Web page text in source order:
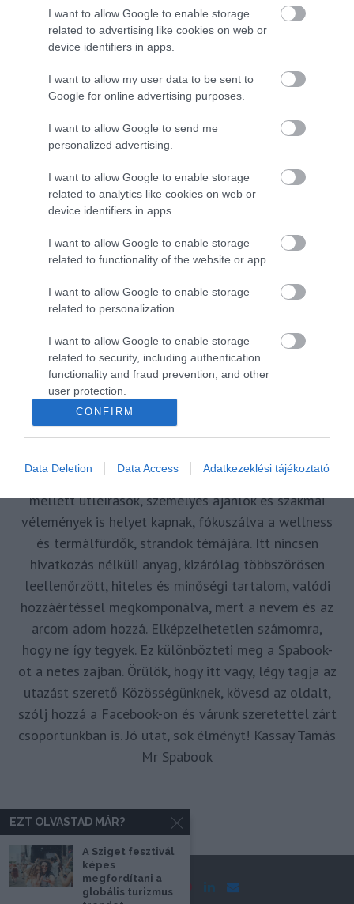
I want to allow Google to enable storage
related to advertising like cookies on web or
device identifiers in apps.
I want to allow my user data to be sent to
Google for online advertising purposes.
I want to allow Google to send me
personalized advertising.
I want to allow Google to enable storage
related to analytics like cookies on web or
device identifiers in apps.
I want to allow Google to enable storage
related to functionality of the website or app.
I want to allow Google to enable storage
related to personalization.
I want to allow Google to enable storage
related to security, including authentication
functionality and fraud prevention, and other
user protection.
CONFIRM
Data Deletion Data Access Adatkezeklési tájékoztató
FEJLESZTÉS FÜRDŐ GYÓGYFÜRDŐ HORVÁTORSZÁG HOTEL
KARANTÉN KORONAVÍRUS
OLASZORSZÁG PROGRAMAJÁNLÓ REPÜLŐ REPÜLŐJÁRAT
REPÜLŐTÉR RYANAIR STATISZTIKA SZAKMAI CIKKEK
SZPONZOR SZÁLLODA TERMÁL
VAKCINAÚTLEVÉL VIDEÓ VÉLEMÉNY WELLNESS WIZZAIR
Turisztikai szakértő, utazó blogger, vendégélmény
tanácsadó. Célom, hogy a kategória teremtő
blogmagazin keretein belül hiteles információ
forrásul és inspirációul szolgáljak a turizmus szakma
és az utazni vágyó nagyközönség számára is.
Repertoáromban hazai és nemzetközi turizmus hírek
mellett útleírások, személyes ajánlók és szakmai
vélemények is helyet kapnak, fókuszálva a wellness
és termálfürdők, strandok témájára. Itt nincsen
hivatkozás nélküli anyag, kizárólag többszörösen
leellenőrzött, hiteles és minőségi tartalom, valódi
hozzáértéssel megkomponálva, mert a nevem és az
arcom adom hozzá. Elképzelhetetlen számomra,
hogy ne így tegyek. Ez különbözteti meg a Spabook-
ot a netes zajban. Örülök, hogy itt vagy, légy tagja az
utazást szerető Közösségünknek, kövesd az oldalt,
szólj hozzá a Facebook-on és várunk szeretettel zárt
csoportunkban is. Jó utat, sok élményt! Kassay Tamás
Mr Spabook
EZT OLVASTAD MÁR?
A Sziget fesztivál
képes
megfordítani a
globális turizmus